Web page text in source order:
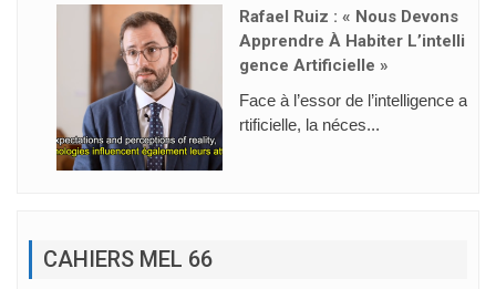
Rafael Ruiz : « Nous Devons
Apprendre À Habiter L’intelli
Gence Artificielle »
Face à l’essor de l’intelligence a
rtificielle, la néces...
CAHIERS MEL 66